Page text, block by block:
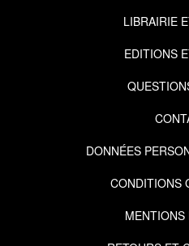
LIBRAIRIE
EDITIONS
DONNÉES
CONDITIONS
MENTIONS